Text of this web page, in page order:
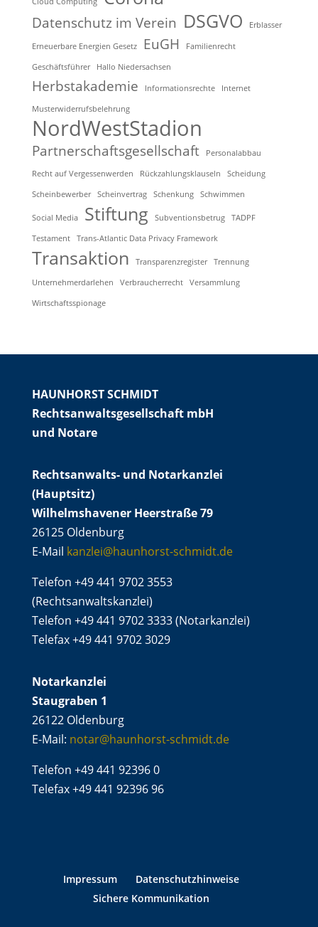
Datenschutz im Verein DSGVO Erblasser
Erneuerbare Energien Gesetz EuGH Familienrecht
Geschäftsführer Hallo Niedersachsen
Herbstakademie Informationsrechte Internet
Musterwiderrufsbelehrung
NordWestStadion
Partnerschaftsgesellschaft Personalabbau
Recht auf Vergessenwerden Rückzahlungsklauseln Scheidung
Scheinbewerber Scheinvertrag Schenkung Schwimmen
Social Media Stiftung Subventionsbetrug TADPF
Testament Trans-Atlantic Data Privacy Framework
Transaktion Transparenzregister Trennung
Unternehmerdarlehen Verbraucherrecht Versammlung
Wirtschaftsspionage
HAUNHORST SCHMIDT
Rechtsanwaltsgesellschaft mbH
und Notare
Rechtsanwalts- und Notarkanzlei
(Hauptsitz)
Wilhelmshavener Heerstraße 79
26125 Oldenburg
E-Mail kanzlei@haunhorst-schmidt.de
Telefon +49 441 9702 3553
(Rechtsanwaltskanzlei)
Telefon +49 441 9702 3333 (Notarkanzlei)
Telefax +49 441 9702 3029
Notarkanzlei
Staugraben 1
26122 Oldenburg
E-Mail: notar@haunhorst-schmidt.de
Telefon +49 441 92396 0
Telefax +49 441 92396 96
Impressum
Datenschutzhinweise
Sichere Kommunikation